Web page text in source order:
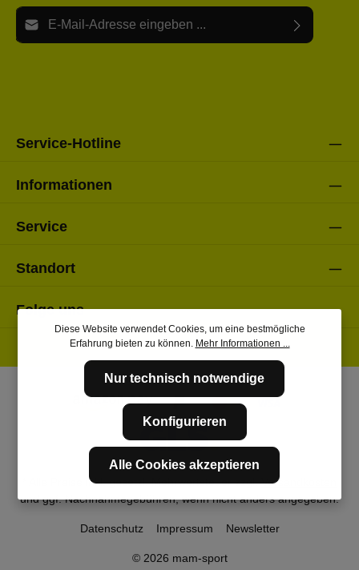
E-Mail-Adresse*
Service-Hotline
Informationen
Service
Standort
Folge uns
* Alle Preise inkl. gesetzl. Mehrwertsteuer zzgl.Versandkosten
und ggf. Nachnahmegebühren, wenn nicht anders angegeben.
© 2026 mam-sport
Datenschutz Impressum Newsletter
Diese Website verwendet Cookies, um eine bestmögliche
Erfahrung bieten zu können. Mehr Informationen ...
Nur technisch notwendige
Konfigurieren
Alle Cookies akzeptieren